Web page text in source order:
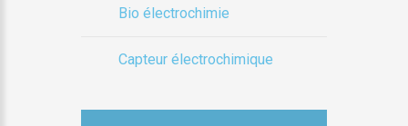
Bio électrochimie
Capteur électrochimique